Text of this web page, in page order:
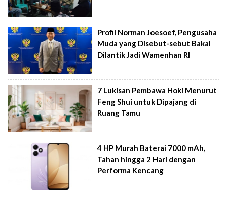
Profil Norman Joesoef, Pengusaha
Muda yang Disebut-sebut Bakal
Dilantik Jadi Wamenhan RI
7 Lukisan Pembawa Hoki Menurut
Feng Shui untuk Dipajang di
Ruang Tamu
4 HP Murah Baterai 7000 mAh,
Tahan hingga 2 Hari dengan
Performa Kencang